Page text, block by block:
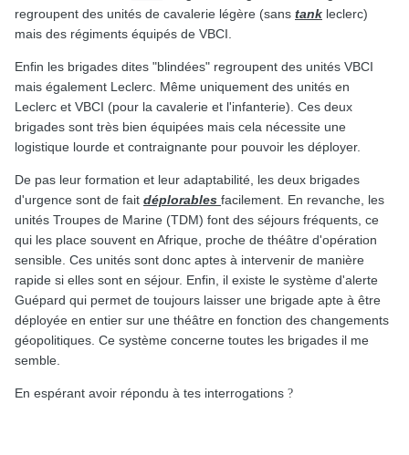
regroupent des unités de cavalerie légère (sans tank leclerc)
mais des régiments équipés de VBCI.
Enfin les brigades dites "blindées" regroupent des unités VBCI
mais également Leclerc. Même uniquement des unités en
Leclerc et VBCI (pour la cavalerie et l'infanterie). Ces deux
brigades sont très bien équipées mais cela nécessite une
logistique lourde et contraignante pour pouvoir les déployer.
De pas leur formation et leur adaptabilité, les deux brigades
d'urgence sont de fait déplorables facilement. En revanche, les
unités Troupes de Marine (TDM) font des séjours fréquents, ce
qui les place souvent en Afrique, proche de théâtre d'opération
sensible. Ces unités sont donc aptes à intervenir de manière
rapide si elles sont en séjour. Enfin, il existe le système d'alerte
Guépard qui permet de toujours laisser une brigade apte à être
déployée en entier sur une théâtre en fonction des changements
géopolitiques. Ce système concerne toutes les brigades il me
semble.
En espérant avoir répondu à tes interrogations ?